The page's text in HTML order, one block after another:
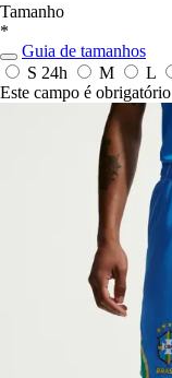
Tamanho
*
Guia de tamanhos
S 24h M L
Este campo é obrigatório